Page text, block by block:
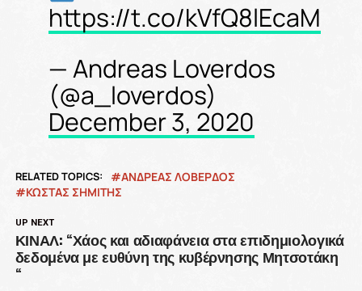
https://t.co/kVfQ8lEcaM
— Andreas Loverdos
(@a_loverdos)
December 3, 2020
RELATED TOPICS:
ΑΝΔΡΕΑΣ ΛΟΒΕΡΔΟΣ
ΚΏΣΤΑΣ ΣΗΜΊΤΗΣ
UP NEXT
ΚΙΝΑΛ: “Χάος και αδιαφάνεια στα επιδημιολογικά
δεδομένα με ευθύνη της κυβέρνησης Μητσοτάκη
“